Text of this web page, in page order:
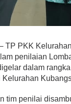
u
t
i
P
e
n
l
TP PKK
penilaian
dalam
Kelurahan
tim penilai